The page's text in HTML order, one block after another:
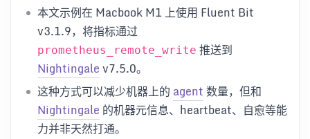
本文示例在 Macbook M1 上使用 Fluent Bit
v3.1.9，将指标通过
prometheus_remote_write 推送到
Nightingalev7.5.0。
这种方式可以减少机器上的 agent数量，但和
Nightingale 的机器元信息、heartbeat、自愈等能
力并非天然打通。